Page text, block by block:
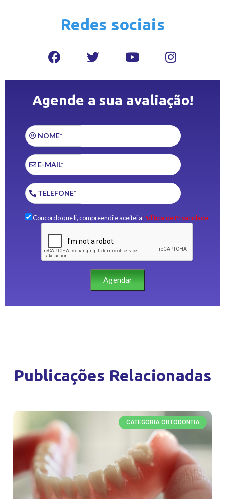
Redes sociais
Agende a sua avaliação!
NOME*
E-MAIL*
TELEFONE*
Concordo que li, compreendi e aceitei a Política de Privacidade.
Agendar
Publicações Relacionadas
CATEGORIA ORTODONTIA